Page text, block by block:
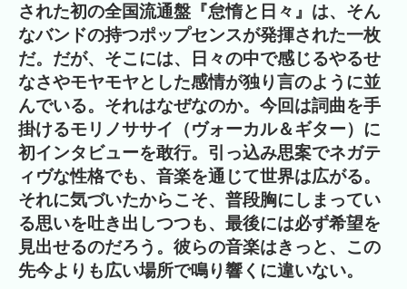
された初の全国流通盤『怠惰と日々』は、そん
なバンドの持つポップセンスが発揮された一枚
だ。だが、そこには、日々の中で感じるやるせ
なさやモヤモヤとした感情が独り言のように並
んでいる。それはなぜなのか。今回は詞曲を手
掛けるモリノササイ（ヴォーカル＆ギター）に
初インタビューを敢行。引っ込み思案でネガテ
ィヴな性格でも、音楽を通じて世界は広がる。
それに気づいたからこそ、普段胸にしまってい
る思いを吐き出しつつも、最後には必ず希望を
見出せるのだろう。彼らの音楽はきっと、この
先今よりも広い場所で鳴り響くに違いない。